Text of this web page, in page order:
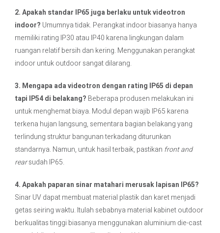
2. Apakah standar IP65 juga berlaku untuk videotron
indoor? Umumnya tidak. Perangkat indoor biasanya hanya
memiliki rating IP30 atau IP40 karena lingkungan dalam
ruangan relatif bersih dan kering. Menggunakan perangkat
indoor untuk outdoor sangat dilarang.
3. Mengapa ada videotron dengan rating IP65 di depan
tapi IP54 di belakang? Beberapa produsen melakukan ini
untuk menghemat biaya. Modul depan wajib IP65 karena
terkena hujan langsung, sementara bagian belakang yang
terlindung struktur bangunan terkadang diturunkan
standarnya. Namun, untuk hasil terbaik, pastikan front and
rearsudah IP65.
4. Apakah paparan sinar matahari merusak lapisan IP65?
Sinar UV dapat membuat material plastik dan karet menjadi
getas seiring waktu. Itulah sebabnya material kabinet outdoor
berkualitas tinggi biasanya menggunakan aluminium die-cast